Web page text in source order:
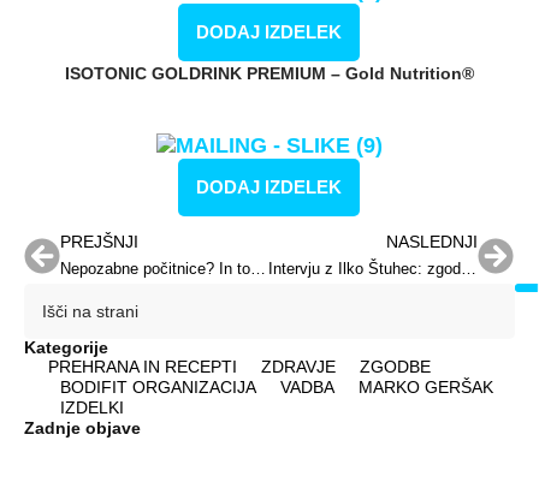
DODAJ IZDELEK
ISOTONIC GOLDRINK PREMIUM – Gold Nutrition®
DODAJ IZDELEK
PREJŠNJI NASLEDNJI
Kategorije
PREHRANA IN RECEPTI
ZDRAVJE
ZGODBE
BODIFIT ORGANIZACIJA
VADBA
MARKO GERŠAK
IZDELKI
Zadnje objave